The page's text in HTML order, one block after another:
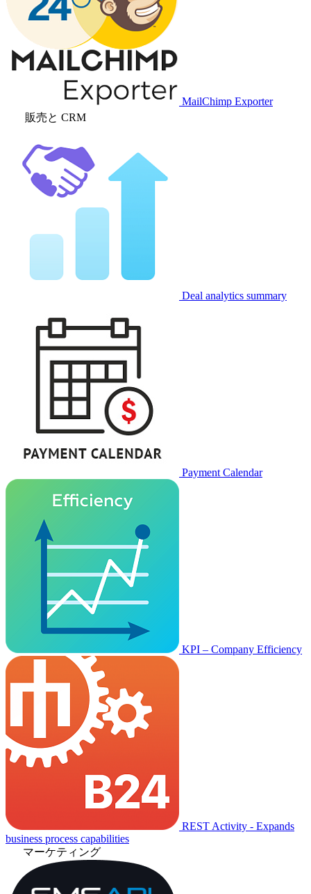
MailChimp Exporter
販売と CRM
Deal analytics summary
Payment Calendar
KPI – Company Efficiency
REST Activity - Expands
business process capabilities
マーケティング